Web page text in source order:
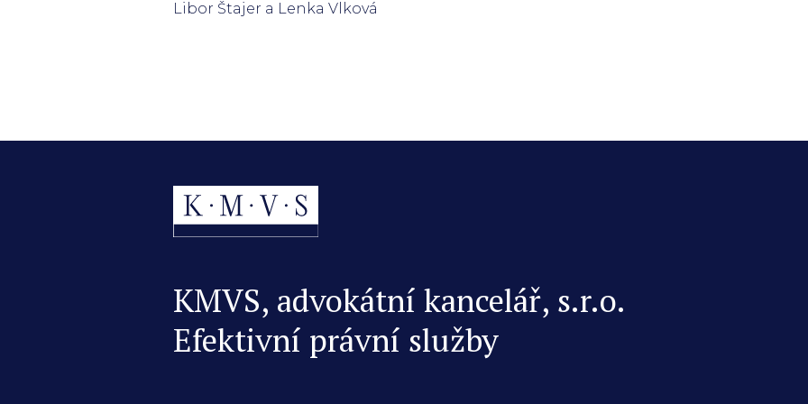
Libor Štajer a Lenka Vlková
KMVS, advokátní kancelář, s.r.o.
Efektivní právní služby